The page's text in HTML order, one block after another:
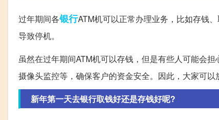
过年期间各银行ATM机可以正常办理业务，比如存钱
导致停机。
虽然在过年期间ATM机可以存钱，但是有些人可能会担
摄像头监控等，确保客户的资金安全。因此，大家可以
新年第一天去银行取钱好还是存钱好呢?